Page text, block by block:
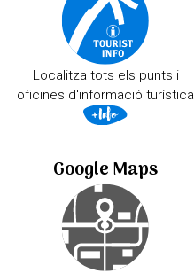
Localitza tots els punts i
oficines d'informació turística
Google Maps